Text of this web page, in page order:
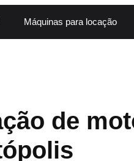
Máquinas para locação
de